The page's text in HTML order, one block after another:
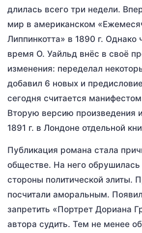
длилась всего три недели.
мир в американском
Липпинкотта» в 1890 г. Однако
время О. Уайльд внёс в своё
изменения: переделал
добавил 6 новых и
сегодня считается
Вторую версию произведения
1891 г. в Лондоне отдельной
Публикация романа стала
обществе. На него обрушилась
стороны политической элиты.
посчитали аморальным.
запретить «Портрет Дориана
автора судить. Тем не менее